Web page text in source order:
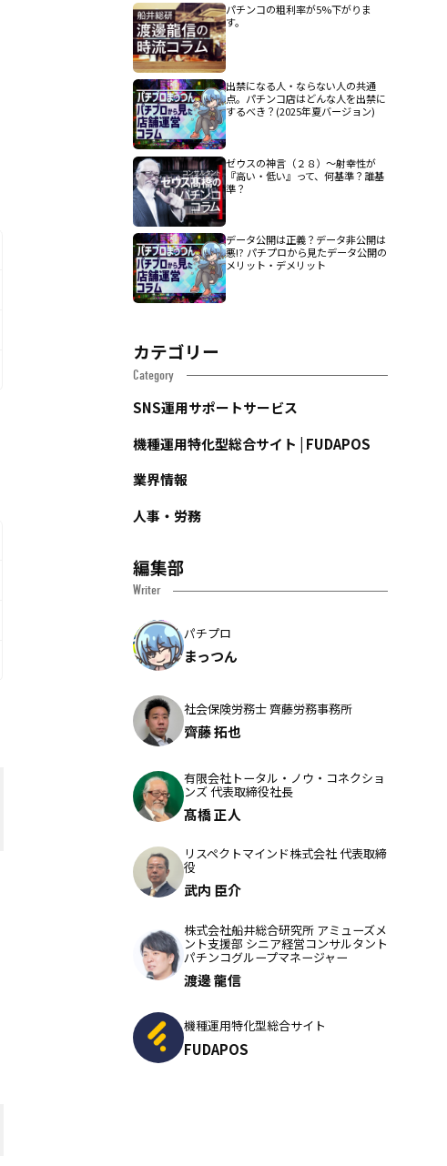
パチンコの粗利率が5%下がりま
す。
出禁になる人・ならない人の共通
点。パチンコ店はどんな人を出禁に
するべき？(2025年夏バージョン)
ゼウスの神言（２８）～射幸性が
『高い・低い』って、何基準？誰基
準？
データ公開は正義？データ非公開は
悪!? パチプロから見たデータ公開の
メリット・デメリット
カテゴリー
Category
SNS運用サポートサービス
機種運用特化型総合サイト | FUDAPOS
業界情報
人事・労務
編集部
Writer
パチプロ
まっつん
社会保険労務士 齊藤労務事務所
齊藤 拓也
有限会社トータル・ノウ・コネクショ
ンズ 代表取締役社長
髙橋 正人
リスペクトマインド株式会社 代表取締
役
武内 臣介
株式会社船井総合研究所 アミューズメ
ント支援部 シニア経営コンサルタント
パチンコグループマネージャー
渡邊 龍信
機種運用特化型総合サイト
FUDAPOS